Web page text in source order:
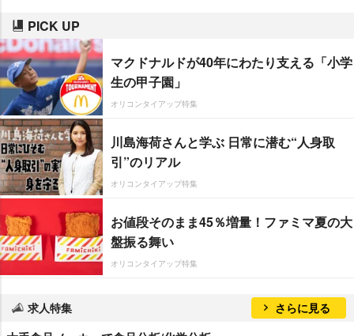
PICK UP
マクドナルドが40年にわたり支える「小学
生の甲子園」
オリコンタイアップ特集
川島海荷さんと学ぶ 日常に潜む“人身取
引”のリアル
オリコンタイアップ特集
お値段そのまま45％増量！ファミマ夏の大
盤振る舞い
オリコンタイアップ特集
求人特集 さらに見る